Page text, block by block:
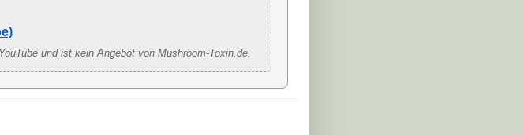
und ist kein Angebot von Mushroom-Toxin.de.